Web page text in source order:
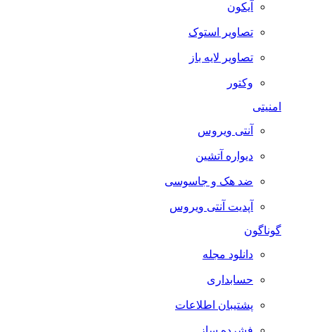
آیکون
تصاویر استوک
تصاویر لایه باز
وکتور
آنتی ویروس
دیواره آتشین
ضد هک و جاسوسی
آپدیت آنتی ویروس
گوناگون
دانلود مجله
حسابداری
پشتیبان اطلاعات